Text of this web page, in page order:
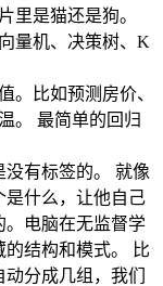
里是猫还是狗。
量机、决策树、K
。比如预测房价、
。 最简单的回归
没有标签的。 就像
是什么，让他自己
。电脑在无监督学
结构和模式。 比
分成几组，我们